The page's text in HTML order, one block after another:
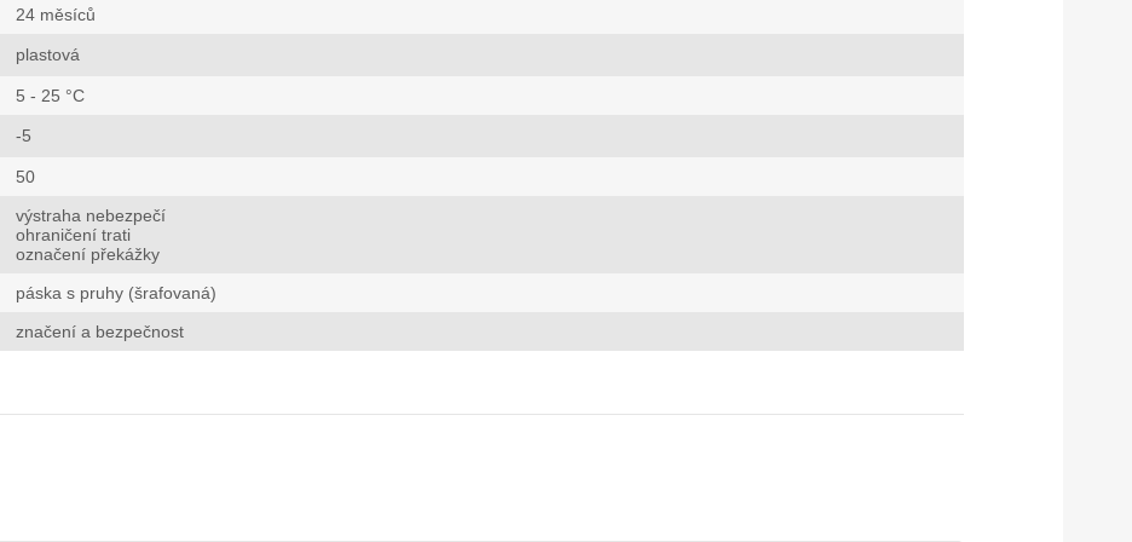
24 měsíců
plastová
5 - 25 °C
-5
50
výstraha nebezpečí
ohraničení trati
označení překážky
páska s pruhy (šrafovaná)
značení a bezpečnost